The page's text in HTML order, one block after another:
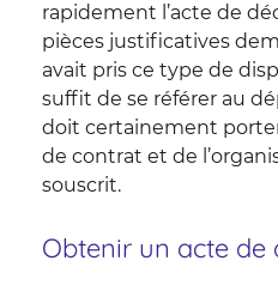
rapidement l’acte de
pièces justificatives
avait pris ce type de
suffit de se référer au
doit certainement
de contrat et de
souscrit.
Obtenir un acte de